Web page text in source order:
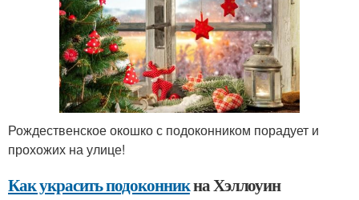
Рождественское окошко с подоконником порадует и
прохожих на улице!
Как украсить подоконникна Хэллоуин